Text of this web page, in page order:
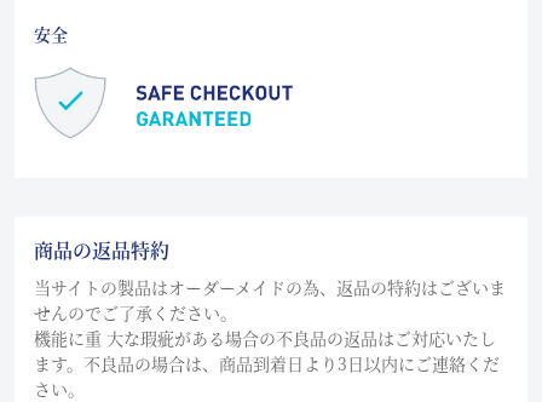
安全
商品の返品特約
当サイトの製品はオーダーメイドの為、返品の特約はございま
せんのでご了承ください。
機能に重 大な瑕疵がある場合の不良品の返品はご対応いたし
ます。不良品の場合は、商品到着日より3日以内にご連絡くだ
さい。